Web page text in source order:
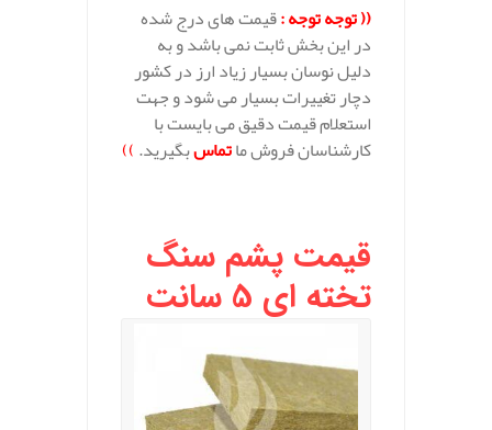
((توجه توجه :قیمت های درج شده
در این بخش ثابت نمی باشد و به
دلیل نوسان بسیار زیاد ارز در کشور
دچار تغییرات بسیار می شود و جهت
استعلام قیمت دقیق می بایست با
کارشناسان فروش ماتماسبگیرید.))
قیمت پشم سنگ
تخته ای 5 سانت